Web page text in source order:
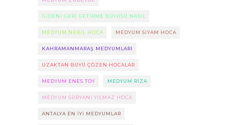
GIDENI GERI GETIRME BÜYÜSÜ NASIL
MEDYUM NEBIL HOCA MEDYUM SIYAM HOCA
KAHRAMANMARAŞ MEDYUMLARI
UZAKTAN BÜYÜ ÇÖZEN HOCALAR
MEDYUM ENES TOY MEDYUM RIZA
MEDYUM SÜRYANI YILMAZ HOCA
ANTALYA EN IYI MEDYUMLAR